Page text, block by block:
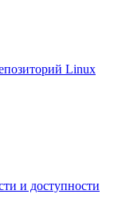
Linux
и доступности